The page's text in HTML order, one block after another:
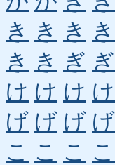
き き き き
き き ぎ ぎ
け け け け
げ げ げ げ
こ こ こ こ